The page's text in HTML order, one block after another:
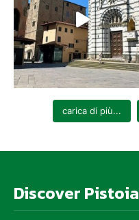
carica di più...
Discover Pistoia